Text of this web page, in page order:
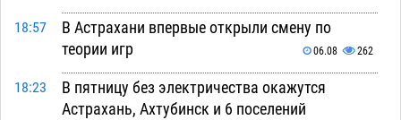
18:57
В Астрахани впервые открыли смену по
теории игр
06.08 262
18:23
В пятницу без электричества окажутся
Астрахань, Ахтубинск и 6 поселений